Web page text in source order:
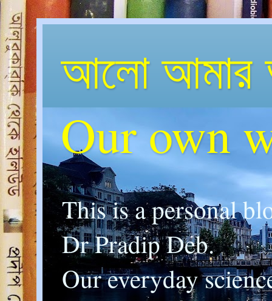
আলো আমার
Our own
This is a personal
Dr Pradip Deb.
Our everyday